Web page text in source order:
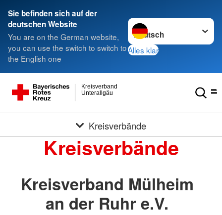
Sie befinden sich auf der
deutschen Website
You are on the German website,
you can use the switch to switch to
the English one
Sprache wechseln zu
Alles klar
Unterallgäu
Kreisverband
Kreisverbände
Kreisverbände
Kreisverband Mülheim
an der Ruhr e.V.